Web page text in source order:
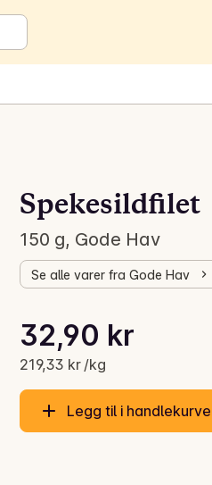
Spekesildfilet
150 g, Gode Hav
Se alle varer fra Gode Hav
Gjeldende pris er: 32,90 kr
32,90 kr
219,33 kr /kg
Stykkpris: 219,33 kr /kg
Legg til i